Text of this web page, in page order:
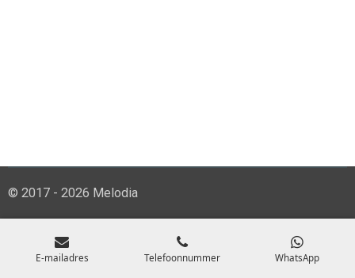
© 2017 - 2026 Melodia
E-mailadres Telefoonnummer WhatsApp